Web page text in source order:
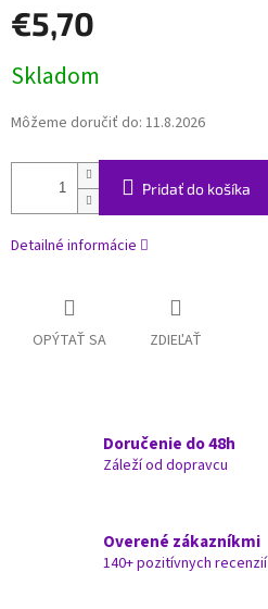
€5,70
cena:
Skladom
Môžeme doručiť do: 11.8.2026
Pridať do košíka
Detailné informácie
OPÝTAŤ SA ZDIEĽAŤ
Doručenie do 48h
Záleží od dopravcu
Overené zákazníkmi
140+ pozitívnych recenzií